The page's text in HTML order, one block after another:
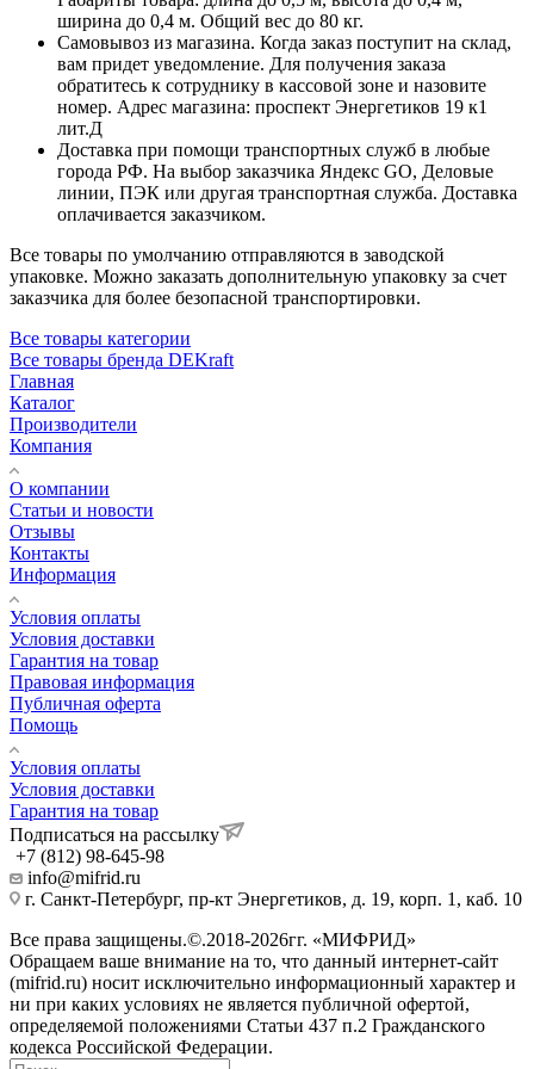
ширина до 0,4 м. Общий вес до 80 кг.
Самовывоз из магазина. Когда заказ поступит на склад,
вам придет уведомление. Для получения заказа
обратитесь к сотруднику в кассовой зоне и назовите
номер. Адрес магазина: проспект Энергетиков 19 к1
лит.Д
Доставка при помощи транспортных служб в любые
города РФ. На выбор заказчика Яндекс GO, Деловые
линии, ПЭК или другая транспортная служба. Доставка
оплачивается заказчиком.
Все товары по умолчанию отправляются в заводской
упаковке. Можно заказать дополнительную упаковку за счет
заказчика для более безопасной транспортировки.
Все товары категории
Все товары бренда DEKraft
Главная
Каталог
Производители
Компания
О компании
Статьи и новости
Отзывы
Контакты
Информация
Условия оплаты
Условия доставки
Гарантия на товар
Правовая информация
Публичная оферта
Помощь
Условия оплаты
Условия доставки
Гарантия на товар
Подписаться на рассылку
+7 (812) 98-645-98
info@mifrid.ru
г. Санкт-Петербург, пр-кт Энергетиков, д. 19, корп. 1, каб. 10
Все права защищены.©.2018-2026гг. «МИФРИД»
Обращаем ваше внимание на то, что данный интернет-сайт
(mifrid.ru) носит исключительно информационный характер и
ни при каких условиях не является публичной офертой,
определяемой положениями Статьи 437 п.2 Гражданского
кодекса Российской Федерации.